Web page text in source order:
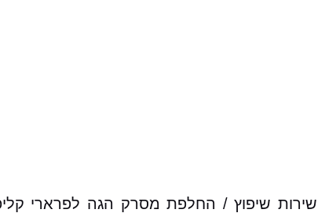
שירות שיפוץ / החלפת מסרק הגה לפרארי